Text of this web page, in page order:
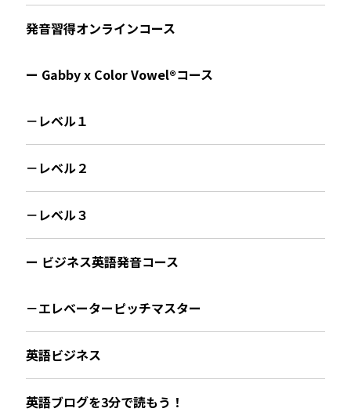
発音習得オンラインコース
ー Gabby x Color Vowel®︎コース
－レベル１
－レベル２
－レベル３
ー ビジネス英語発音コース
－エレベーターピッチマスター
英語ビジネス
英語ブログを3分で読もう！